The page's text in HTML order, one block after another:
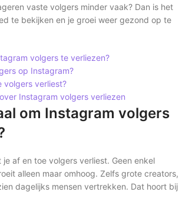
vaste volgers minder vaak? Dan is het
te bekijken en je groei weer gezond op te
volgers te verliezen?
op Instagram?
volgers verliest?
Instagram volgers verliezen
om Instagram volgers
af en toe volgers verliest. Geen enkel
alleen maar omhoog. Zelfs grote creators,
dagelijks mensen vertrekken. Dat hoort bij